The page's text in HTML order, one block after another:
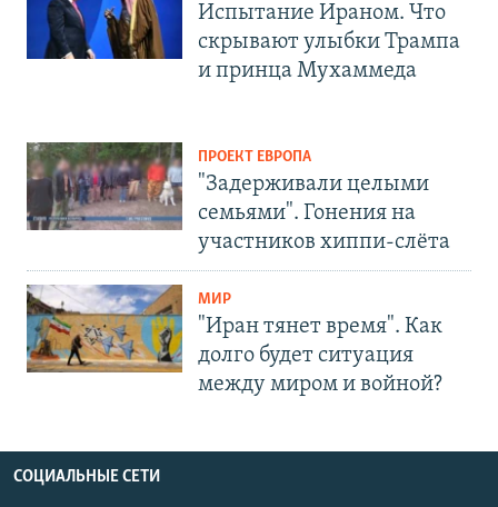
Испытание Ираном. Что
скрывают улыбки Трампа
и принца Мухаммеда
ПРОЕКТ ЕВРОПА
"Задерживали целыми
семьями". Гонения на
участников хиппи-слёта
МИР
"Иран тянет время". Как
долго будет ситуация
между миром и войной?
СОЦИАЛЬНЫЕ СЕТИ